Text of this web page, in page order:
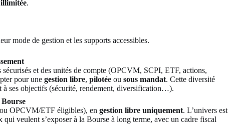
illimitée.
mode de gestion et les supports accessibles.
et des unités de compte (OPCVM, SCPI, ETF, actions,
pour une gestion libre, pilotée ou sous mandat. Cette diversité
à ses objectifs (sécurité, rendement, diversification…).
OPCVM/ETF éligibles), en gestion libre uniquement. L’univers est
veulent s’exposer à la Bourse à long terme, avec un cadre fiscal